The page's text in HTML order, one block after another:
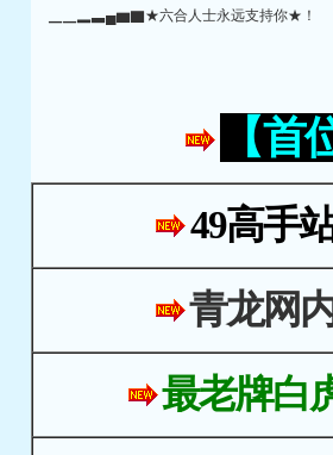
▁▁▂▃▄▆▇★六合人士永远支持你★！
【
49高手
青龙网
最老牌白